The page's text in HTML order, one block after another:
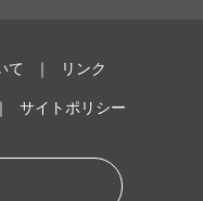
て リンク
サイトポリシー